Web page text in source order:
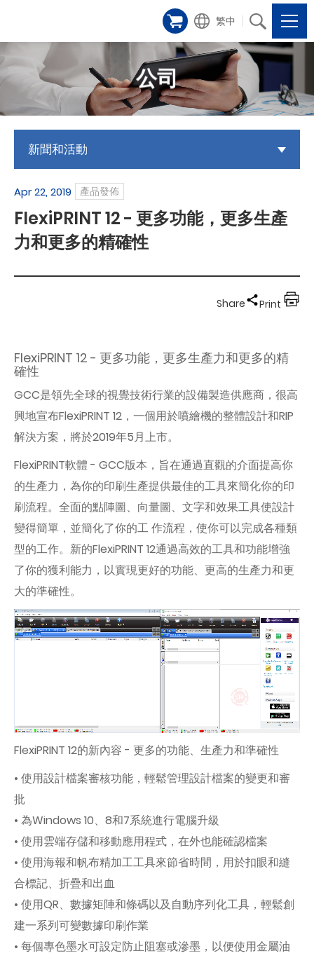
繁中
公司
新聞和活動
Apr 22, 2019 產品發佈
FlexiPRINT 12 - 更多功能，更多生產
力和更多的精確性
Share Print
FlexiPRINT 12 - 更多功能，更多生產力和更多的精
確性
GCC是領先全球的視覺技術行業的設備製造供應商，很高
興地宣布FlexiPRINT 12，一個用於噴繪機的整體設計和RIP
解決方案，將於2019年5月上市。
FlexiPRINT軟體 - GCC版本，旨在通過直觀的介面提高你
的生產力，為你的印刷生產提供最佳的工具來簡化你的印
刷流程。全面的點陣圖、向量圖、文字和效果工具使設計
變得簡單，並簡化了你的工 作流程，使你可以完成各種類
型的工作。新的FlexiPRINT 12通過高效的工具和功能增強
了你的獲利能力，以實現更好的功能、更高的生產力和更
大的準確性。
FlexiPRINT 12的新內容 - 更多的功能、生產力和準確性
• 使用設計檔案審核功能，輕鬆管理設計檔案的變更和審
批
• 為Windows 10、8和7系統進行電腦升級
• 使用雲端存儲和移動應用程式，在外也能確認檔案
• 使用海報和帆布精加工工具來節省時間，用於扣眼和縫
合標記、折疊和出血
• 使用QR、數據矩陣和條碼以及自動序列化工具，輕鬆創
建一系列可變數據印刷作業
• 每個專色墨水可設定防止阻塞或滲墨，以便使用金屬油